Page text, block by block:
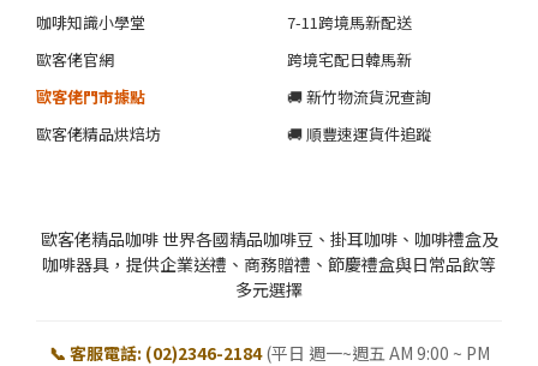
咖啡知識小學堂
歐客佬官網
歐客佬門市據點
歐客佬精品烘焙坊
7-11跨境馬新配送
跨境宅配日韓馬新
🚚 新竹物流貨況查詢
🚚 順豐速運貨件追蹤
歐客佬精品咖啡 世界各國精品咖啡豆、掛耳咖啡、咖啡禮盒及
咖啡器具，提供企業送禮、商務贈禮、節慶禮盒與日常品飲等
多元選擇
📞 客服電話: (02)2346-2184 (平日 週一~週五 AM 9:00 ~ PM